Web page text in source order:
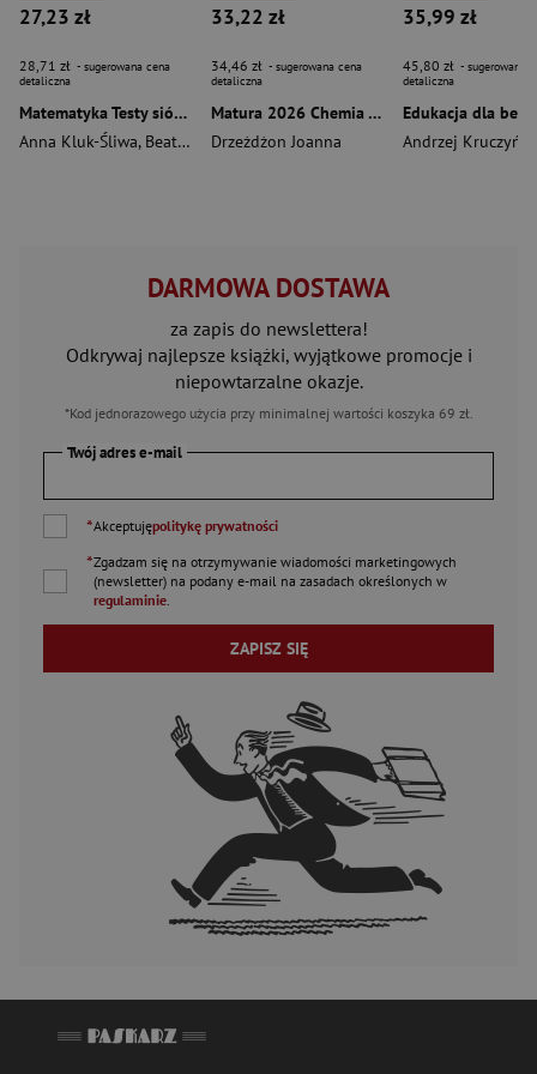
27,23 zł
28,71 zł - sugerowana cena
detaliczna
Matematyka Testy siódmoklasisty zadania i arkusze
Anna Kluk-Śliwa, Beata Dotka ,Tarała Sylwia
33,22 zł
34,46 zł - sugerowana cena
detaliczna
Matura 2026 Chemia Arkusze maturalne Zakres rozszerzony
Drzeżdżon Joanna
35,99 zł
45,80 zł - sugerowana
detaliczna
Andrzej
DARMOWA DOSTAWA
za zapis do newslettera!
Odkrywaj najlepsze książki, wyjątkowe promocje i
niepowtarzalne okazje.
*Kod jednorazowego użycia przy minimalnej wartości koszyka 69 zł.
Twój adres e-mail
*Akceptujępolitykę prywatności
*Zgadzam się na otrzymywanie wiadomości marketingowych
(newsletter) na podany e-mail na zasadach określonych w
regulaminie
ZAPISZ SIĘ